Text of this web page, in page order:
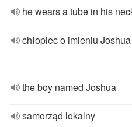
he wears a tube in his
chłopiec o imieniu Joshua
the boy named Joshua
samorząd lokalny